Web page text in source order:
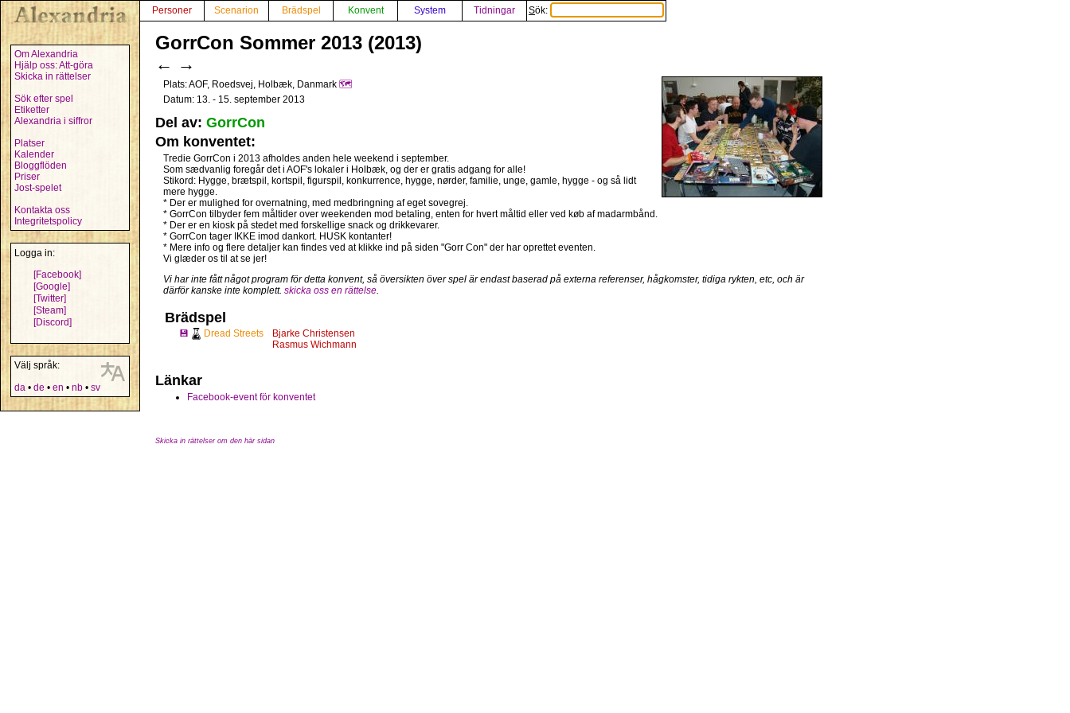
Om Alexandria
Hjälp oss: Att-göra
Skicka in rättelser
Sök efter spel
Etiketter
Alexandria i siffror
Platser
Kalender
Bloggflöden
Priser
Jost-spelet
Kontakta oss
Integritetspolicy
Logga in:
[Facebook]
[Google]
[Twitter]
[Steam]
[Discord]
Välj språk:
da • de • en • nb • sv
Personer Scenarion Brädspel Konvent System Tidningar Sök:
GorrCon Sommer 2013 (2013)
← →
Plats: AOF, Roedsvej, Holbæk, Danmark 🗺️
Datum: 13. - 15. september 2013
Del av: GorrCon
Om konventet:
Tredie GorrCon i 2013 afholdes anden hele weekend i september.
Som sædvanlig foregår det i AOF's lokaler i Holbæk, og der er gratis adgang for alle!
Stikord: Hygge, brætspil, kortspil, figurspil, konkurrence, hygge, nørder, familie, unge, gamle, hygge - og så lidt
mere hygge.
* Der er mulighed for overnatning, med medbringning af eget sovegrej.
* GorrCon tilbyder fem måltider over weekenden mod betaling, enten for hvert måltid eller ved køb af madarmbånd.
* Der er en kiosk på stedet med forskellige snack og drikkevarer.
* GorrCon tager IKKE imod dankort. HUSK kontanter!
* Mere info og flere detaljer kan findes ved at klikke ind på siden "Gorr Con" der har oprettet eventen.
Vi glæder os til at se jer!
Vi har inte fått något program för detta konvent, så översikten över spel är endast baserad på externa referenser, hågkomster, tidiga rykten, etc, och är
därför kanske inte komplett. skicka oss en rättelse.
Brädspel
💾 Dread Streets
Bjarke Christensen
Rasmus Wichmann
Länkar
Facebook-event för konventet
Skicka in rättelser om den här sidan